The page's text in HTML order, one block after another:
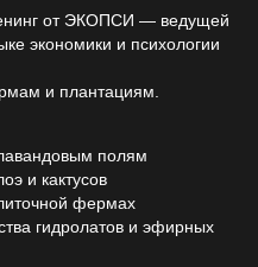
от ЭКОПСИ — ведущей
экономики и психологии
и плантациям.
полям
и кактусов
фермах
гидролатов и эфирных